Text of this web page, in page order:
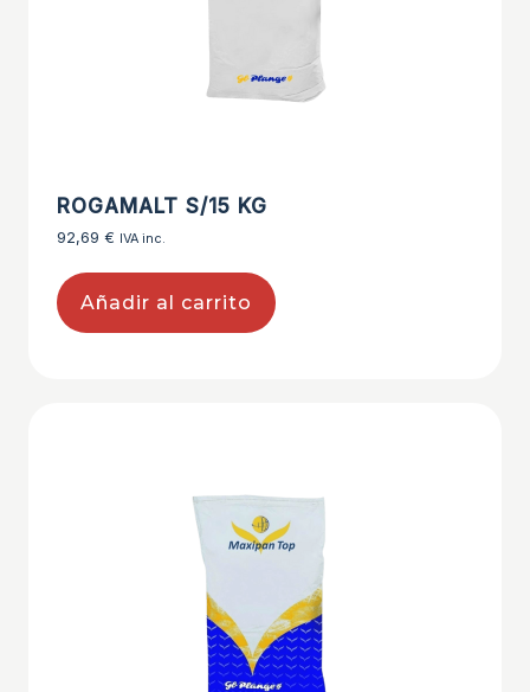
ROGAMALT S/15 KG
92,69 € IVA inc.
Añadir al carrito